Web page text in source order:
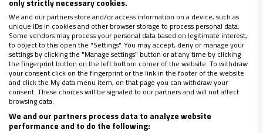
We and our partners store and/or access information on a device, such as
unique IDs in cookies and other browser storage to process personal data.
Some vendors may process your personal data based on legitimate interest,
to object to this open the "Settings". You may accept, deny or manage your
settings by clicking the "Manage settings" button or at any time by clicking
the fingerprint button on the left bottom corner of the website. To withdraw
your consent click on the fingerprint or the link in the footer of the website
and click the My data menu item, on that page you can withdraw your
consent. These choices will be signaled to our partners and will not affect
browsing data.
We and our partners process data to analyze website
performance and to do the following: